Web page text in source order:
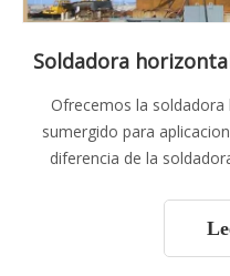
Ofrecemos la
sumergido para
diferencia de la
sumergido
soldadura del tanque de